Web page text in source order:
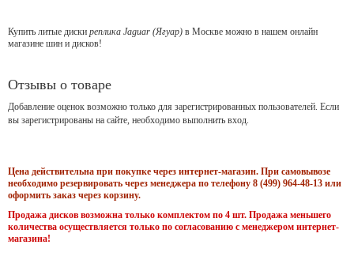
Купить литые диски реплика Jaguar (Ягуар) в Москве можно в нашем онлайн
магазине шин и дисков!
Отзывы о товаре
Добавление оценок возможно только для зарегистрированных пользователей. Если
вы зарегистрированы на сайте, необходимо выполнить вход.
Цена действительна при покупке через интернет-магазин. При самовывозе
необходимо резервировать через менеджера по телефону 8 (499) 964-48-13 или
оформить заказ через корзину.
Продажа дисков возможна только комплектом по 4 шт. Продажа меньшего
количества осуществляется только по согласованию с менеджером интернет-
магазина!